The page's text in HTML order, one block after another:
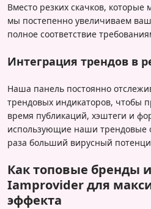
Вместо резких скачков, которые
мы постепенно увеличиваем
полное соответствие
Интеграция трендов в
Наша панель постоянно
трендовых индикаторов, чтобы
время публикаций, хэштеги и
использующие наши трендовые
раза больший вирусный
Как топовые бренды
Iamprovider для
эффекта